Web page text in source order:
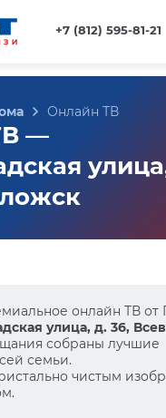
+7 (812) 595-81-21
Онлайн ТВ
—
онлайн ТВ от
улица, д. 36,
собраны лучшие
семьи.
чистым